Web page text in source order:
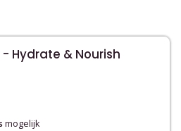
Hydrate & Nourish
mogelijk